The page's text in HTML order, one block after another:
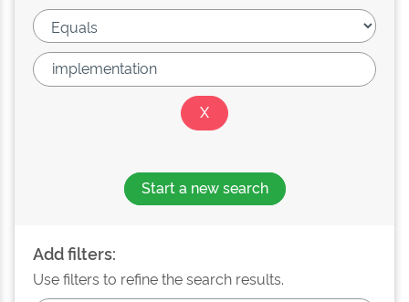
Start a new search
Add filters:
Use filters to refine the search results.